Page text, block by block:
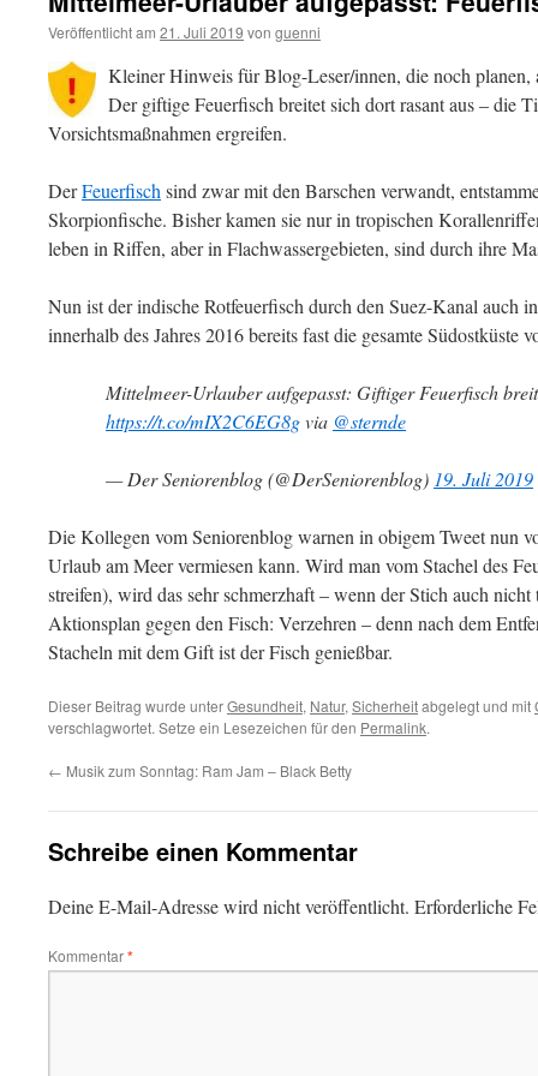
Veröffentlicht am 21. Juli 2019 von guenni
Kleiner Hinweis für Blog-Leser/innen, die noch planen,
Der giftige Feuerfisch breitet sich dort rasant aus – die
Vorsichtsmaßnahmen ergreifen.
DerFeuerfisch sind zwar mit den Barschen verwandt,
Skorpionfische. Bisher kamen sie nur in tropischen
leben in Riffen, aber in Flachwassergebieten, sind durch ihre
Nun ist der indische Rotfeuerfisch durch den Suez-Kanal auch
innerhalb des Jahres 2016 bereits fast die gesamte Südostküste
Mittelmeer-Urlauber aufgepasst: Giftiger Feuerfisch
https://t.co/mIX2C6EG8gvia @sternde
— Der Seniorenblog (@DerSeniorenblog) 19. Juli 2019
Die Kollegen vom Seniorenblog warnen in obigem Tweet nun
Urlaub am Meer vermiesen kann. Wird man vom Stachel des
streifen), wird das sehr schmerzhaft – wenn der Stich auch
Aktionsplan gegen den Fisch: Verzehren – denn nach dem
Stacheln mit dem Gift ist der Fisch genießbar.
Dieser Beitrag wurde unterGesundheit, Natur, Sicherheitabgelegt und mit
verschlagwortet. Setze ein Lesezeichen für den Permalink.
← Musik zum Sonntag: Ram Jam – Black Betty
Schreibe einen Kommentar
Deine E-Mail-Adresse wird nicht veröffentlicht. Erforderliche
Kommentar*